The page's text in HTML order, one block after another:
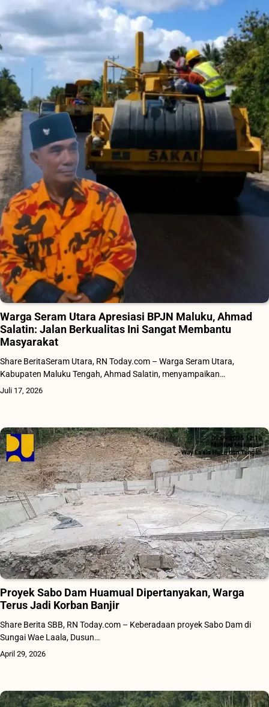
Warga Seram Utara Apresiasi BPJN Maluku, Ahmad
Salatin: Jalan Berkualitas Ini Sangat Membantu
Masyarakat
Share BeritaSeram Utara, RN Today.com – Warga Seram Utara,
Kabupaten Maluku Tengah, Ahmad Salatin, menyampaikan…
Juli 17, 2026
Proyek Sabo Dam Huamual Dipertanyakan, Warga
Terus Jadi Korban Banjir
Share Berita SBB, RN Today.com – Keberadaan proyek Sabo Dam di
Sungai Wae Laala, Dusun…
April 29, 2026